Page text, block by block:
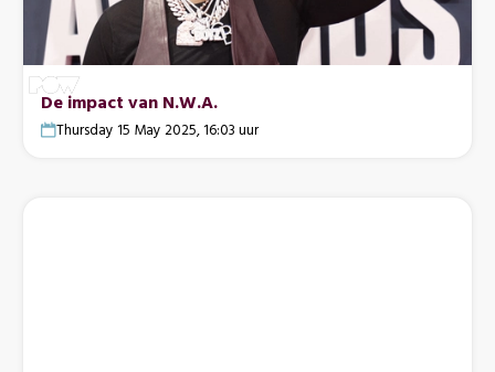
De impact van N.W.A.
Thursday 15 May 2025, 16:03 uur